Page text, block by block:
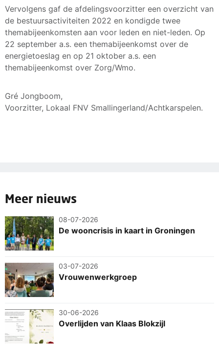
Vervolgens gaf de afdelingsvoorzitter een overzicht van
de bestuursactiviteiten 2022 en kondigde twee
themabijeenkomsten aan voor leden en niet-leden. Op
22 september a.s. een themabijeenkomst over de
energietoeslag en op 21 oktober a.s. een
themabijeenkomst over Zorg/Wmo.
Gré Jongboom,
Voorzitter, Lokaal FNV Smallingerland/Achtkarspelen.
Meer nieuws
08-07-2026
De wooncrisis in kaart in Groningen
03-07-2026
Vrouwenwerkgroep
30-06-2026
Overlijden van Klaas Blokzijl